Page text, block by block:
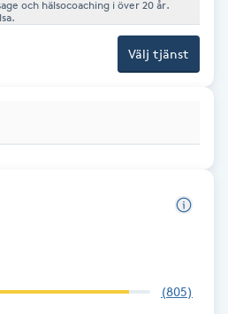
och hälsocoaching i över 20 år.
Välj tjänst
(805)